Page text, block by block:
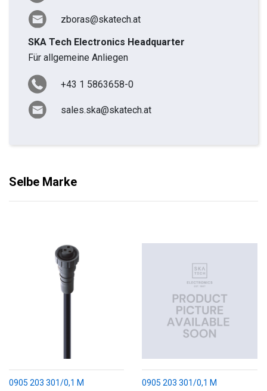
zboras@skatech.at
SKA Tech Electronics Headquarter
Für allgemeine Anliegen
+43 1 5863658-0
sales.ska@skatech.at
Selbe Marke
0905 203 301/0,1 M 0905 203 301/0,1 M